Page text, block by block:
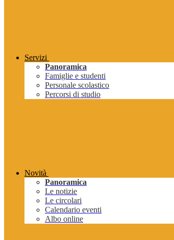
Servizi
Panoramica
Famiglie e studenti
Personale scolastico
Percorsi di studio
Novità
Panoramica
Le notizie
Le circolari
Calendario eventi
Albo online